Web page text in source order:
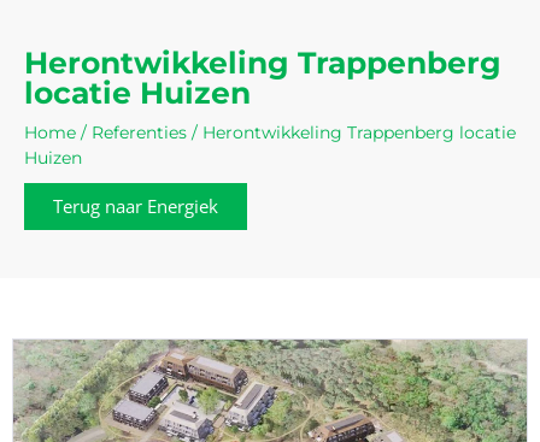
Herontwikkeling Trappenberg
locatie Huizen
Home / Referenties / Herontwikkeling Trappenberg locatie
Huizen
Terug naar Energiek